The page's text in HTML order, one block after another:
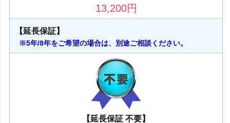
13,200円
【延長保証】
※5年/8年をご希望の場合は、別途ご相談ください。
【延長保証 不要】